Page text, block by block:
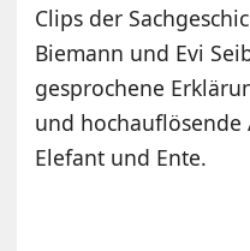
Clips der
Biemann und Evi
gesprochene
und
Elefant und Ente.